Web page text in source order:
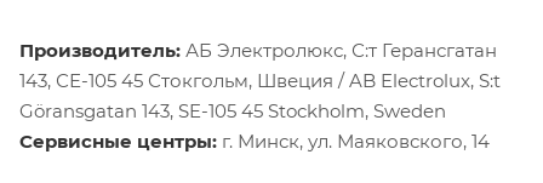
Производитель: АБ Электролюкс, С:т Герансгатан
143, СЕ-105 45 Стокгольм, Швеция / AB Electrolux, S:t
Göransgatan 143, SE-105 45 Stockholm, Sweden
Сервисные центры: г. Минск, ул. Маяковского, 14